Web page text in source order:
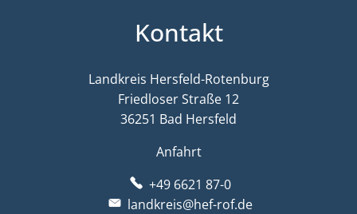
Kontakt
Landkreis Hersfeld-Rotenburg
Friedloser Straße 12
36251 Bad Hersfeld
Anfahrt
+49 6621 87-0
landkreis@hef-rof.de